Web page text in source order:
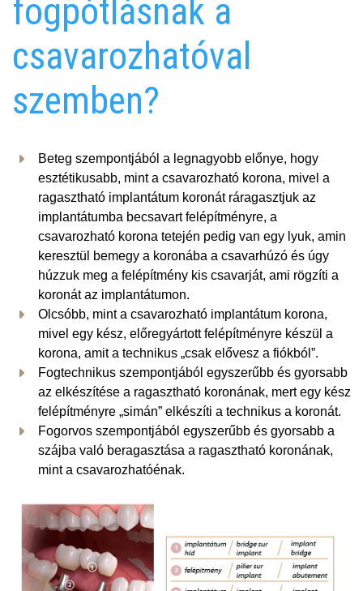
fogpótlásnak a
csavarozhatóval
szemben?
Beteg szempontjából a legnagyobb előnye, hogy
esztétikusabb, mint a csavarozható korona, mivel a
ragasztható implantátum koronát ráragasztjuk az
implantátumba becsavart felépítményre, a
csavarozható korona tetején pedig van egy lyuk, amin
keresztül bemegy a koronába a csavarhúzó és úgy
húzzuk meg a felépítmény kis csavarját, ami rögzíti a
koronát az implantátumon.
Olcsóbb, mint a csavarozható implantátum korona,
mivel egy kész, előregyártott felépítményre készül a
korona, amit a technikus „csak elővesz a fiókból”.
Fogtechnikus szempontjából egyszerűbb és gyorsabb
az elkészítése a ragasztható koronának, mert egy kész
felépítményre „simán” elkészíti a technikus a koronát.
Fogorvos szempontjából egyszerűbb és gyorsabb a
szájba való beragasztása a ragasztható koronának,
mint a csavarozhatóénak.